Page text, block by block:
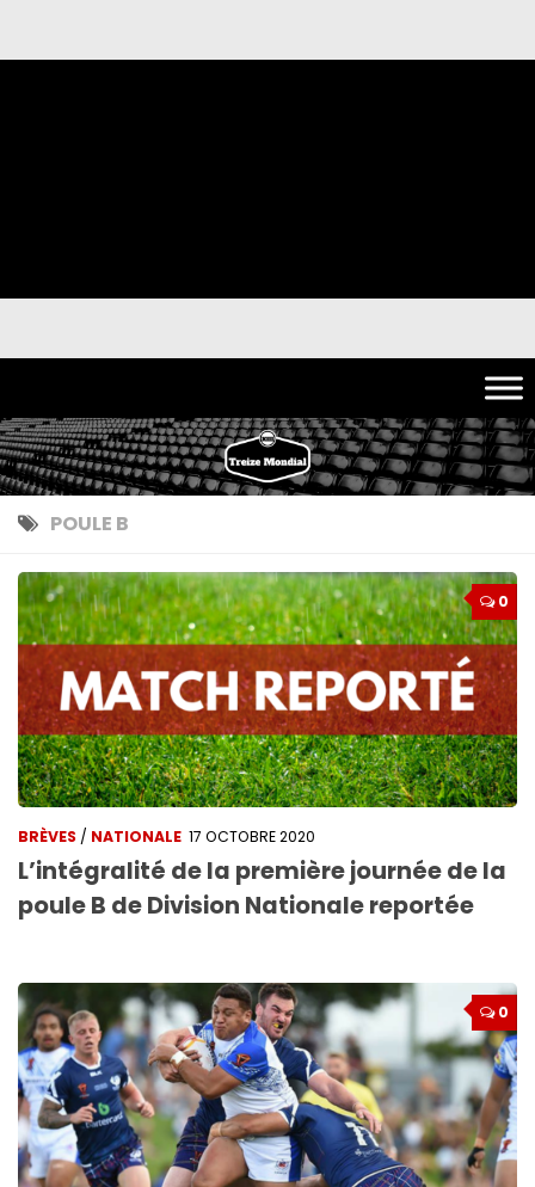
POULE B
0
BRÈVES / NATIONALE 17 OCTOBRE 2020
L’intégralité de la première journée de la
poule B de Division Nationale reportée
0